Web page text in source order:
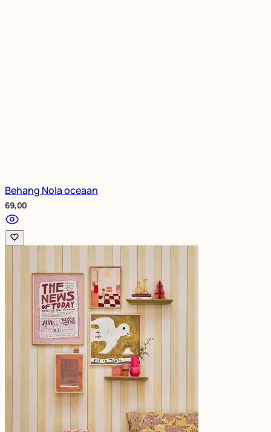
Behang Nola oceaan
69,00